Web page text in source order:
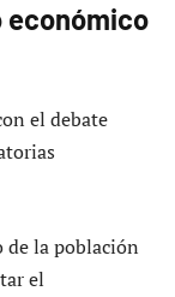
económico
el debate
de la población
el